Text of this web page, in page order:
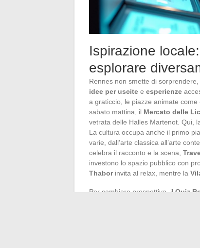
Ispirazione
esplorare
Rennes non smette di
idee per uscite e esperienze
a graticcio, le piazze animate
sabato mattina, il Mercato delle
vetrata delle Halles Martenot. Qui,
La cultura occupa anche il primo
varie, dall’arte classica all’arte
celebra il racconto e la scena,
investono lo spazio pubblico con
Thaborinvita al relax, mentre la
Per cambiare prospettiva, il Quiz